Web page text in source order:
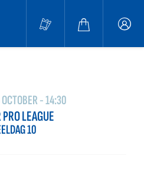
- 14:30
LEAGUE
10